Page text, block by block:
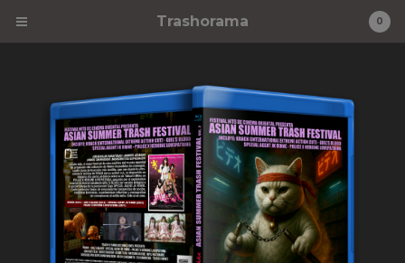
0,00
€
0
Products
Novedades
Trash-o-Rama
Trash-o-Rama Premiere
0
Trashorama